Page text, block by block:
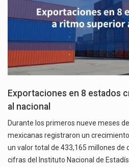
Exportaciones en 8 estados
al nacional
Durante los primeros nueve meses
mexicanas registraron un
un valor total de 433,165 millones de
cifras del Instituto Nacional de